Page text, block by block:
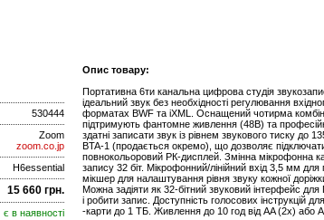
530444
Zoom
zoom.co.jp
H6essential
15 660 грн.
є в наявності
Опис товару:
Портативна 6ти канальна цифрова студія
ідеальний звук без необхідності регулювання
форматах BWF та iXML. Оснащений чотирма
підтримують фантомне живлення (48В) та
здатні записати звук із рівнем звукового тиску до
BTA-1 (продається окремо), що дозволяє
повнокольоровий РК-дисплей. Змінна мікрофонна
запису 32 біт. Мікрофонний/лінійний вхід 3,5 мм
мікшер для налаштування рівня звуку кожної
Можна задіяти як 32-бітний звуковий інтерфейс
і робити запис. Доступність голосових інструкцій
-карти до 1 ТБ. Живлення до 10 год від AA (2x) або